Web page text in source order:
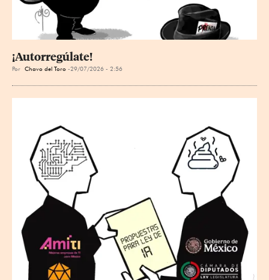
¡Autorregúlate!
Por Chavo del Toro 29/07/2026 - 2:56